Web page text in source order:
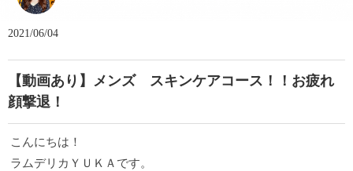
2021/06/04
【動画あり】メンズ スキンケアコース！！お疲れ
顔撃退！
こんにちは！
ラムデリカＹＵＫＡです。